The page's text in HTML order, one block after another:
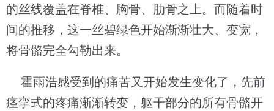
的丝线覆盖在脊椎、胸骨、肋骨之上。而随着时
间的推移，这一丝碧绿色开始渐渐壮大、变宽，
将骨骼完全勾勒出来。
霍雨浩感受到的痛苦又开始发生变化了，先前
痉挛式的疼痛渐渐转变，躯干部分的所有骨骼开